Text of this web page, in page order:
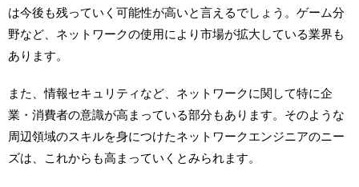
は今後も残っていく可能性が高いと言えるでしょう。ゲーム分
野など、ネットワークの使用により市場が拡大している業界も
あります。
また、情報セキュリティなど、ネットワークに関して特に企
業・消費者の意識が高まっている部分もあります。そのような
周辺領域のスキルを身につけたネットワークエンジニアのニー
ズは、これからも高まっていくとみられます。